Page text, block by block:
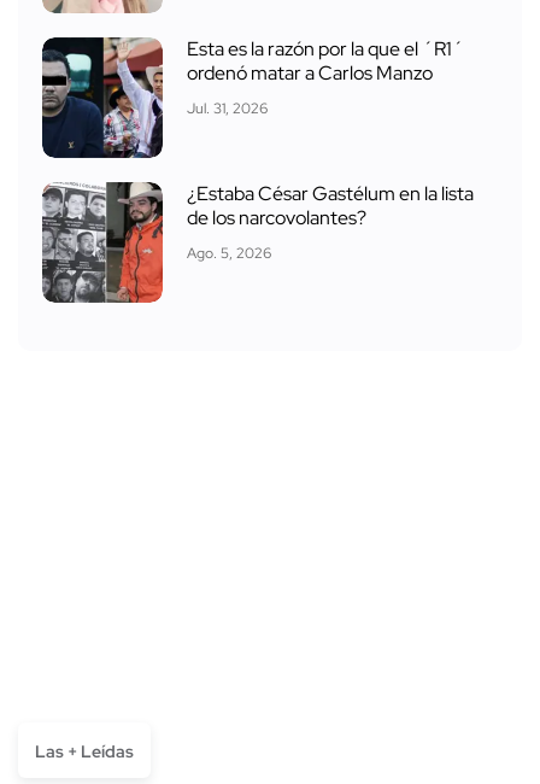
Esta es la razón por la que el ´R1´
ordenó matar a Carlos Manzo
Jul. 31, 2026
¿Estaba César Gastélum en la lista
de los narcovolantes?
Ago. 5, 2026
Las + Leídas